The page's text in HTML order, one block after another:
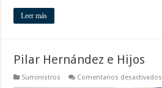
Leer más
Pilar Hernández e Hijos
Suministros Comentarios desactivados